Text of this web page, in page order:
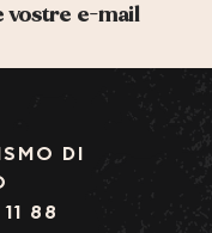
vostre e-mail
DI
88